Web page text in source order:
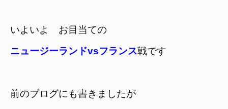
ニュージーランドvsフランス戦です
前のブログにも書きましたが